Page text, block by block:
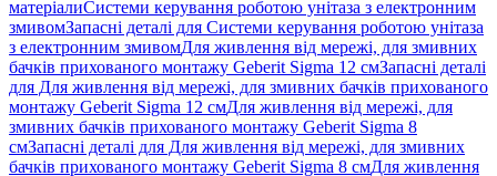
матеріалиСистеми керування роботою унітаза з електронним
змивомЗапасні деталі для Системи керування роботою унітаза
з електронним змивомДля живлення від мережі, для змивних
бачків прихованого монтажу Geberit Sigma 12 смЗапасні деталі
для Для живлення від мережі, для змивних бачків прихованого
монтажу Geberit Sigma 12 смДля живлення від мережі, для
змивних бачків прихованого монтажу Geberit Sigma 8
смЗапасні деталі для Для живлення від мережі, для змивних
бачків прихованого монтажу Geberit Sigma 8 смДля живлення